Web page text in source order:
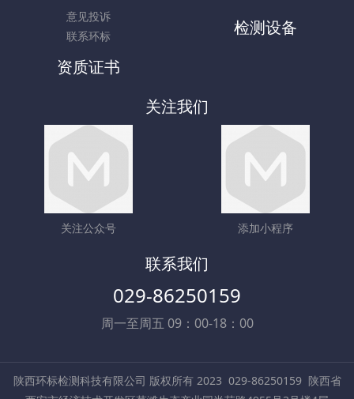
意见投诉
联系环标
检测设备
资质证书
关注我们
关注公众号 添加小程序
联系我们
029-86250159
周一至周五 09：00-18：00
陕西环标检测科技有限公司 版权所有 2023 029-86250159 陕西省